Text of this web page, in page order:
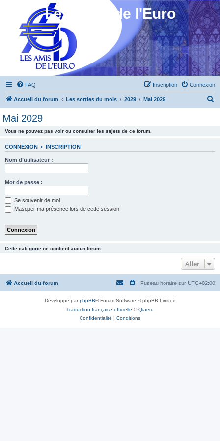
Les Amis de l'Euro
FAQ Connexion
Inscription
Accueil du forum Les sorties du mois 2029 Mai 2029
Mai 2029
Vous ne pouvez pas voir ou consulter les sujets de ce forum.
CONNEXION • INSCRIPTION
Nom d’utilisateur :
Mot de passe :
Se souvenir de moi
Masquer ma présence lors de cette session
Cette catégorie ne contient aucun forum.
Aller
Accueil du forum Fuseau horaire sur UTC+02:00
Développé parphpBB® Forum Software © phpBB Limited
Traduction française officielle ©Qiaeru
Confidentialité | Conditions